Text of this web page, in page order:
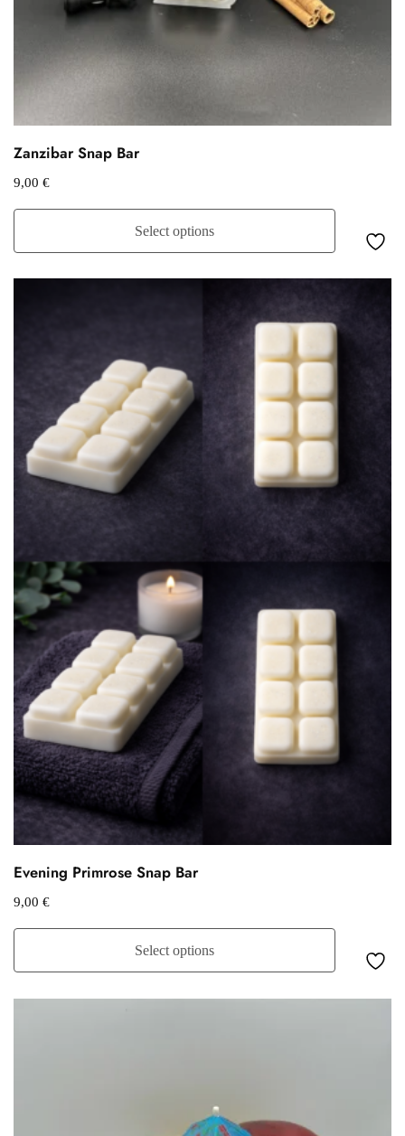
Zanzibar Snap Bar
9,00 €
Select options
Evening Primrose Snap Bar
9,00 €
Select options